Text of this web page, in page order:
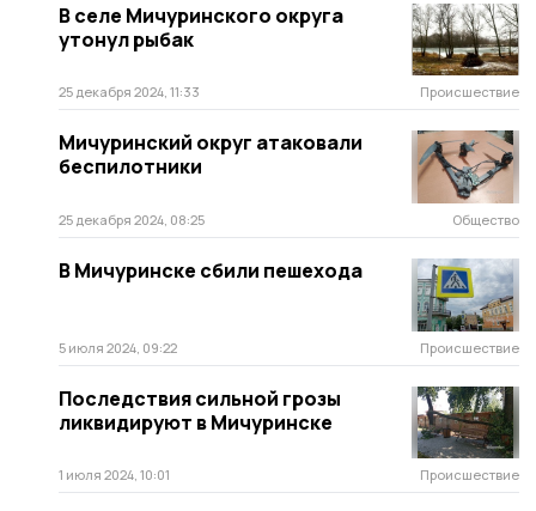
В селе Мичуринского округа
утонул рыбак
25 декабря 2024, 11:33 Происшествие
Мичуринский округ атаковали
беспилотники
25 декабря 2024, 08:25 Общество
В Мичуринске сбили пешехода
5 июля 2024, 09:22 Происшествие
Последствия сильной грозы
ликвидируют в Мичуринске
1 июля 2024, 10:01 Происшествие